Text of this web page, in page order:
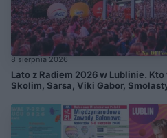
8 sierpnia 2026
Lato z Radiem 2026 w Lublinie.
Skolim, Sarsa, Viki Gabor,